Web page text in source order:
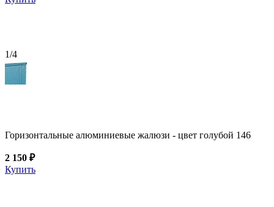
1/4
Горизонтальные алюминиевые жалюзи - цвет голубой 146
2 150 ₽
Купить